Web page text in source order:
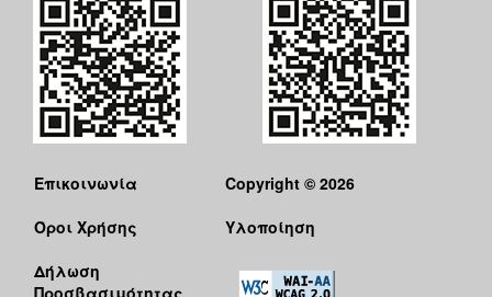
Επικοινωνία
Όροι Χρήσης
Δήλωση
Προσβασιμότητας
Copyright © 2026
Υλοποίηση